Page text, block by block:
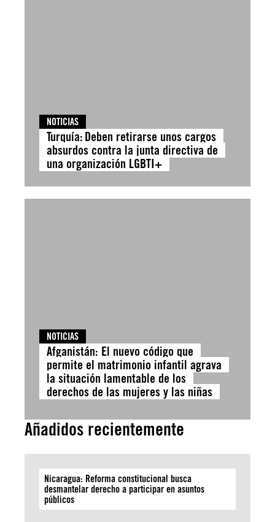
NOTICIAS
Turquía: Deben retirarse unos cargos
absurdos contra la junta directiva de
una organización LGBTI+
NOTICIAS
Afganistán: El nuevo código que
permite el matrimonio infantil agrava
la situación lamentable de los
derechos de las mujeres y las niñas
Añadidos recientemente
Nicaragua: Reforma constitucional busca
desmantelar derecho a participar en asuntos
públicos